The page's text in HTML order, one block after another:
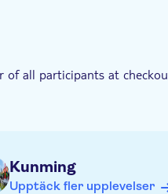
of all participants at
Kunming
Upptäck fler upplevelser